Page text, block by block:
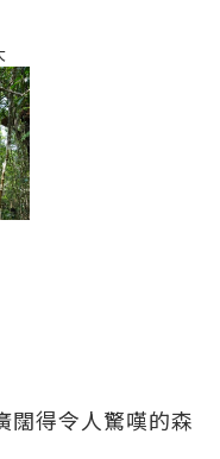
闊得令人驚嘆的森